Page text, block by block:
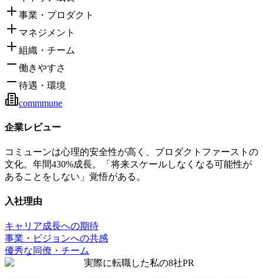
事業・プロダクト
マネジメント
組織・チーム
働きやすさ
待遇・環境
commmune
企業レビュー
コミューンは心理的安全性が高く、プロダクトファーストの
文化。年間430%成長。「将来スケールしなくなる可能性が
あることをしない」覚悟がある。
入社理由
キャリア成長への期待
事業・ビジョンへの共感
優秀な同僚・チーム
実際に転職した私の8社PR